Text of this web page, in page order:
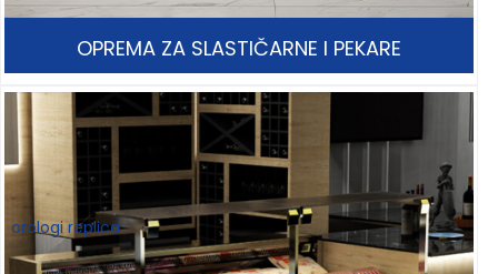
OPREMA ZA SLASTIČARNE I PEKARE
orologi replica